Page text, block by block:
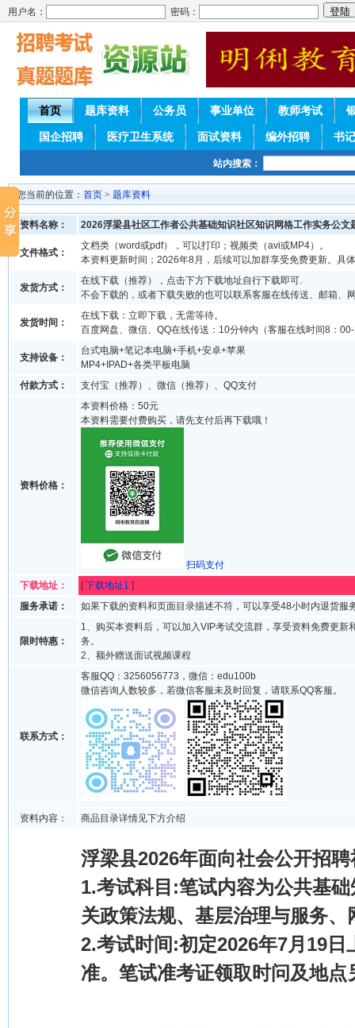
用户名： 密码：
首页 题库资料 公务员 事业单位 教师考试
国企招聘 医疗卫生系统 面试资料 编外招聘 书
站内搜索：
您当前的位置： 首页 > 题库资料
资料名称： 2026浮梁县社区工作者公共基础知识社区知识网格工作实务公文
文件格式：
文档类（word或pdf），可以打印；视频类（avi或MP4）。
本资料更新时间；2026年8月，后续可以加群享受免费更新。具
发货方式：
在线下载（推荐），点击下方下载地址自行下载即可.
不会下载的，或者下载失败的也可以联系客服在线传送、邮箱、
发货时间：
在线下载：立即下载，无需等待。
百度网盘、微信、QQ在线传送：10分钟内（客服在线时间8：
支持设备：
台式电脑+笔记本电脑+手机+安卓+苹果
MP4+IPAD+各类平板电脑
付款方式：
支付宝（推荐）、微信（推荐）、QQ支付
资料价格：
本资料价格：50元
本资料需要付费购买，请先支付后再下载哦！
扫码支付
下载地址：
[下载地址1 ]
服务承诺：
如果下载的资料和页面目录描述不符，可以享受48小时内退货服
限时特惠：
1、购买本资料后，可以加入VIP考试交流群，享受资料免费更新
务。
2、额外赠送面试视频课程
联系方式：
客服QQ：3256056773，微信：edu100b
微信咨询人数较多，若微信客服未及时回复，请联系QQ客服。
资料内容： 商品目录详情见下方介绍
浮梁县2026年面向社会公开招
1.考试科目:笔试内容为公共基
关政策法规、基层治理与服务
2.考试时间:初定2026年7月19日
准。笔试准考证领取时问及地点